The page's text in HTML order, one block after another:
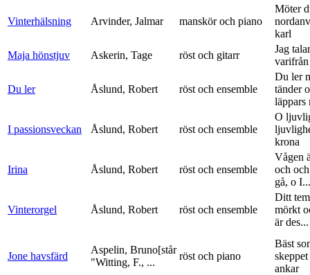
Vinterhälsning Arvinder, Jalmar manskör och piano
Möter
karl
Maja hönstjuv
Askerin, Tage röst och gitarr
Jag
Du ler Åslund, Robert röst och ensemble
Du ler
tänder
läppars
I passionsveckan Åslund, Robert röst och ensemble
O
krona
Irina Åslund, Robert röst och ensemble
Vågen
och
gå, o I...
Vinterorgel Åslund, Robert röst och ensemble
Ditt
mörkt
är des...
Jone havsfärd
Aspelin, Bruno[står
"Witting, F., ...
röst och piano
Bäst
ankar